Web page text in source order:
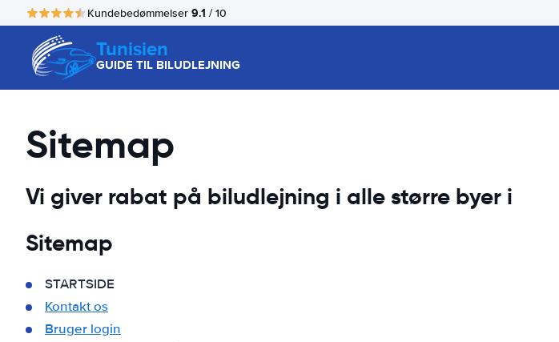
Kundebedømmelser 9.1 / 10
Tunisien
GUIDE TIL BILUDLEJNING
Sitemap
Vi giver rabat på biludlejning i alle større byer i
Sitemap
STARTSIDE
Kontakt os
Bruger login